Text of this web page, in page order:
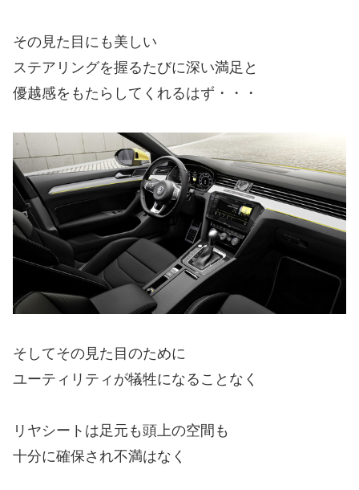
その見た目にも美しい
ステアリングを握るたびに深い満足と
優越感をもたらしてくれるはず・・・
そしてその見た目のために
ユーティリティが犠牲になることなく
リヤシートは足元も頭上の空間も
十分に確保され不満はなく